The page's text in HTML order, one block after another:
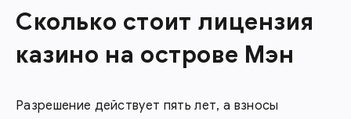
Сколько стоит лицензия
казино на острове Мэн
Разрешение действует пять лет, а взносы